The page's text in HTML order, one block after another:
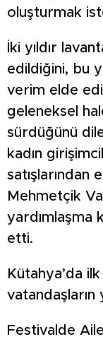
oluşturmak
İki yıldır
edildiğini, bu
verim elde
geleneksel
sürdüğünü
kadın
satışlarından
Mehmetçik
yardımlaşma
etti.
Kütahya’da
vatandaşların
Festivalde